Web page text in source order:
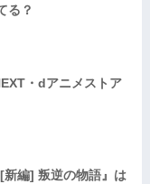
る？
・dアニメストア
新編] 叛逆の物語』は